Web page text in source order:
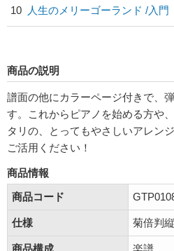
10
人生のメリーゴーランド /入門
商品の説明
譜面の他にカラーページ付きで、
す。これからピアノを始める方や
タリの、とってもやさしいアレン
ご活用ください！
商品情報
商品コード
仕様 菊倍判
商品構成 楽譜